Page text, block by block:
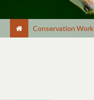
Conservation Work